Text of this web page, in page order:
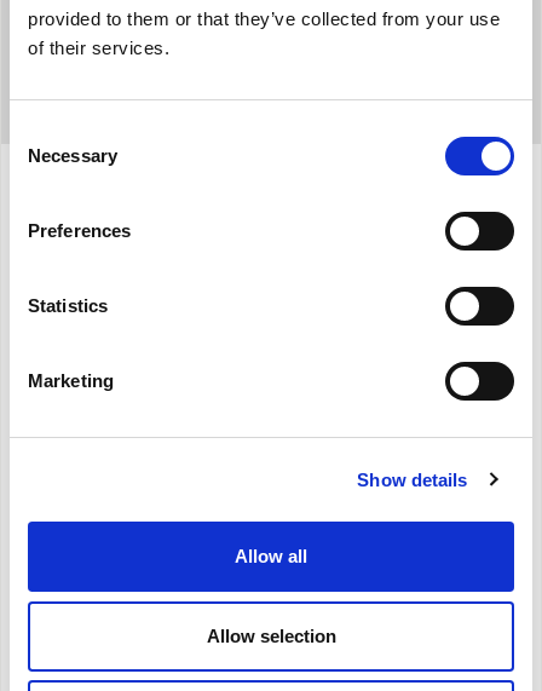
provided to them or that they’ve collected from your use
of their services.
Selection
Necessary
Preferences
Statistics
Marketing
Show details
Allow all
Allow selection
Olimpia Splendid
Προδιαγραφές
METALLIC FINISHING
Κομψό φινίρισμα με μεταλλιζέ βαφή χρώματος
silver.
Μέγιστη ισχύς σε συνδυασμό με μέγιστη
απόδοση: 2,85kW**.